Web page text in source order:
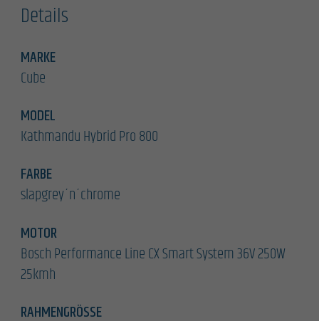
Details
MARKE
Cube
MODEL
Kathmandu Hybrid Pro 800
FARBE
slapgrey´n´chrome
MOTOR
Bosch Performance Line CX Smart System 36V 250W
25kmh
RAHMENGRÖSSE